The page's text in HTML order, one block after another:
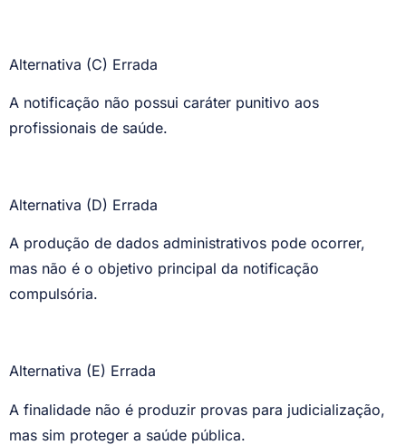
Alternativa (C) Errada
A notificação não possui caráter punitivo aos
profissionais de saúde.
Alternativa (D) Errada
A produção de dados administrativos pode ocorrer,
mas não é o objetivo principal da notificação
compulsória.
Alternativa (E) Errada
A finalidade não é produzir provas para judicialização,
mas sim proteger a saúde pública.